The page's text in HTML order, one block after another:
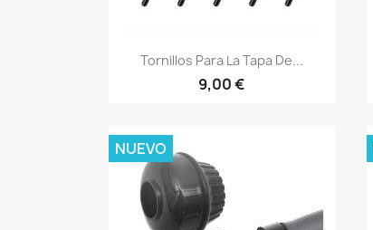
Vista rápida
Tornillos Para La Tapa De...
9,00 €
NUEVO